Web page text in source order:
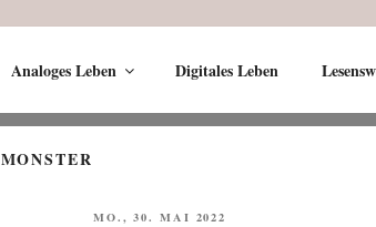
Analoges Leben Digitales Leben
MONSTER
VERÖFFENTLICHT
MO., 30. MAI 2022